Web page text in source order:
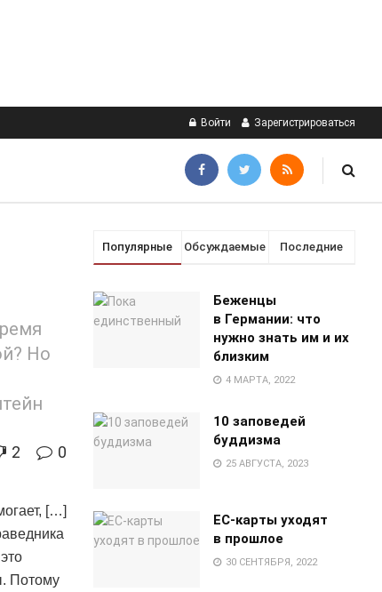
Войти Зарегистрироваться
Но
2 0
[…]
Потому
Популярные Обсуждаемые Последние
Беженцы
в Германии: что
нужно знать им и их
близким
4 МАРТА, 2022
10 заповедей
буддизма
25 АВГУСТА, 2023
EC-карты уходят
в прошлое
30 СЕНТЯБРЯ, 2022